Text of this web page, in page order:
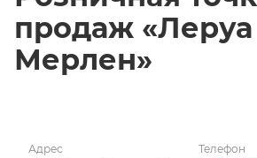
продаж «Леруа
Мерлен»
Адрес Телефон